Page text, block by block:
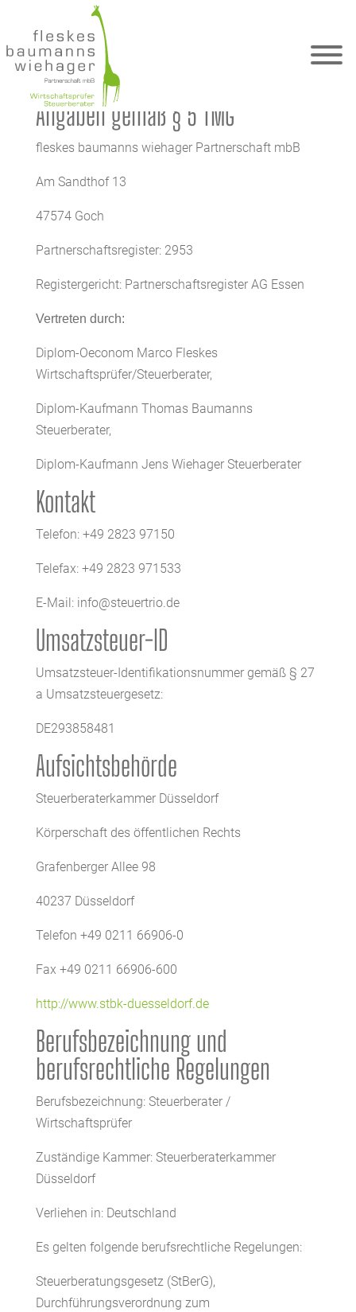
Impressum
Angaben gemäß § 5 TMG
fleskes baumanns wiehager Partnerschaft mbB
Am Sandthof 13
47574 Goch
Partnerschaftsregister: 2953
Registergericht: Partnerschaftsregister AG Essen
Vertreten durch:
Diplom-Oeconom Marco Fleskes
Wirtschaftsprüfer/Steuerberater,
Diplom-Kaufmann Thomas Baumanns
Steuerberater,
Diplom-Kaufmann Jens Wiehager Steuerberater
Kontakt
Telefon: +49 2823 97150
Telefax: +49 2823 971533
E-Mail: info@steuertrio.de
Umsatzsteuer-ID
Umsatzsteuer-Identifikationsnummer gemäß § 27
a Umsatzsteuergesetz:
DE293858481
Aufsichtsbehörde
Steuerberaterkammer Düsseldorf
Körperschaft des öffentlichen Rechts
Grafenberger Allee 98
40237 Düsseldorf
Telefon +49 0211 66906-0
Fax +49 0211 66906-600
http://www.stbk-duesseldorf.de
Berufsbezeichnung und
berufsrechtliche Regelungen
Berufsbezeichnung: Steuerberater /
Wirtschaftsprüfer
Zuständige Kammer: Steuerberaterkammer
Düsseldorf
Verliehen in: Deutschland
Es gelten folgende berufsrechtliche Regelungen:
Steuerberatungsgesetz (StBerG),
Durchführungsverordnung zum